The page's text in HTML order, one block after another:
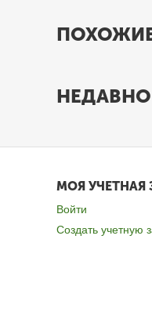
МОЯ УЧЕТНАЯ
Войти
Создать учетную